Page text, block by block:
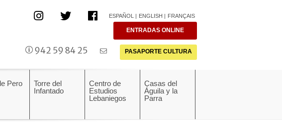
ESPAÑOL ENGLISH FRANÇAIS
ENTRADAS ONLINE
942 59 84 25 PASAPORTE CULTURA
Pero
Torre del
Infantado
Centro de
Estudios
Lebaniegos
Casas del
Águila y la
Parra